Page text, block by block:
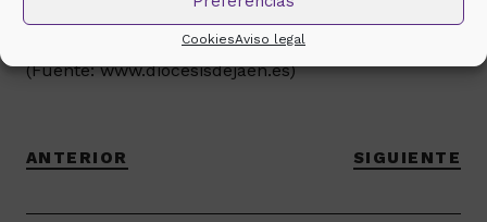
CookiesAviso legal
(Fuente: www.diocesisdejaen.es)
ANTERIOR SIGUIENTE